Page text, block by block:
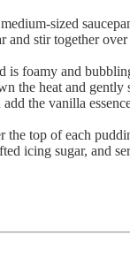
sized
and stir together
is foamy and
the heat and gently
the vanilla
the top of each
icing sugar, and